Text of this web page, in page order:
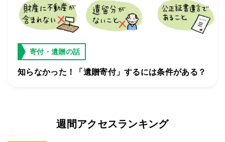
寄付・遺贈の話
知らなかった！「遺贈寄付」するには条件がある？
週間アクセスランキング